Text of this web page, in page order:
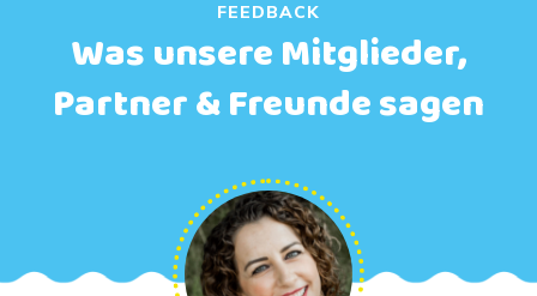
FEEDBACK
Was unsere Mitglieder,
Partner & Freunde sagen